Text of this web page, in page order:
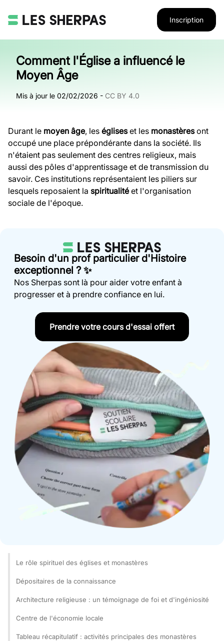
Inscription
Comment l'Église a influencé le
Moyen Âge
Mis à jour le 02/02/2026 - CC BY 4.0
Durant le moyen âge, les égliseset les monastèresont
occupé une place prépondérante dans la société. Ils
n'étaient pas seulement des centres religieux, mais
aussi des pôles d'apprentissage et de transmission du
savoir. Ces institutions représentaient les piliers sur
lesquels reposaient la spiritualitéet l'organisation
sociale de l'époque.
Besoin d'un prof particulier d'Histoire
exceptionnel ? ✨
Nos Sherpas sont là pour aider votre enfant à
progresser et à prendre confiance en lui.
Prendre votre cours d'essai offert
Le rôle spirituel des églises et monastères
Dépositaires de la connaissance
Architecture religieuse : un témoignage de foi et d'ingéniosité
Centre de l'économie locale
Tableau récapitulatif : activités principales des monastères